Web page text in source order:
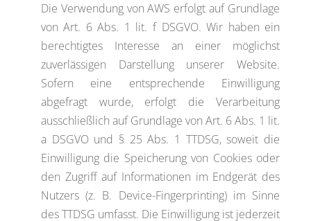
Die Verwendung von AWS erfolgt auf Grundlage
von Art. 6 Abs. 1 lit. f DSGVO. Wir haben ein
berechtigtes Interesse an einer möglichst
zuverlässigen Darstellung unserer Website.
Sofern eine entsprechende Einwilligung
abgefragt wurde, erfolgt die Verarbeitung
ausschließlich auf Grundlage von Art. 6 Abs. 1 lit.
a DSGVO und § 25 Abs. 1 TTDSG, soweit die
Einwilligung die Speicherung von Cookies oder
den Zugriff auf Informationen im Endgerät des
Nutzers (z. B. Device-Fingerprinting) im Sinne
des TTDSG umfasst. Die Einwilligung ist jederzeit